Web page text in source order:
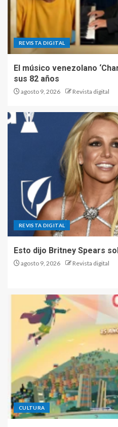
REVISTA DIGITAL
El músico venezolano
sus 82 años
agosto 9, 2026 Revista digital
REVISTA DIGITAL
Esto dijo Britney Spears
agosto 9, 2026 Revista digital
CULTURA